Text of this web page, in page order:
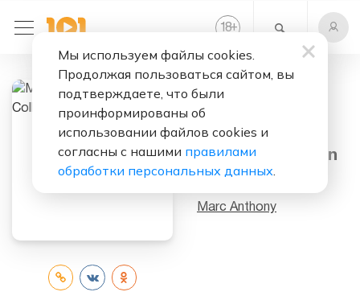
18+
Слушать бесплатно
Mark Antony За
Рулем Collection
Marc Anthony
Мы используем файлы cookies.
Продолжая пользоваться сайтом, вы
подтверждаете, что были
проинформированы об
использовании файлов cookies и
согласны с нашими правилами
обработки персональных данных.